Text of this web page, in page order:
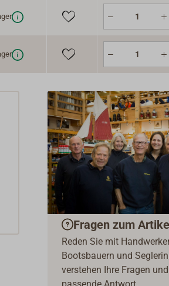
Fragen zum
Reden Sie mit
Bootsbauern und
verstehen Ihre Fragen